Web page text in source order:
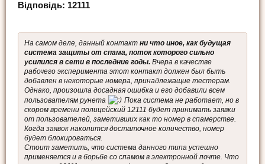
Відповідь: 12111
На самом деле, данный контакт ни что иное, как будущая
система защиты от спама, поток которого сильно
усилился в сети в последние годы. Вчера в качестве
рабочего эксперимента этот контакт должен был быть
добавлен в некоторые номера, принадлежащие тестерам.
Однако, произошла досадная ошибка и его добавили всем
пользователям рунета
Пока система не работает, но в
скором времени полицейский 12111 будет принимать заявки
от пользователей, заметивших как то номер в спамерстве.
Когда заявок накопится достаточное количество, номер
будет блокироваться.
Стоит заметить, что система данного типа успешно
применяется и в борьбе со спамом в электронной почте. Что